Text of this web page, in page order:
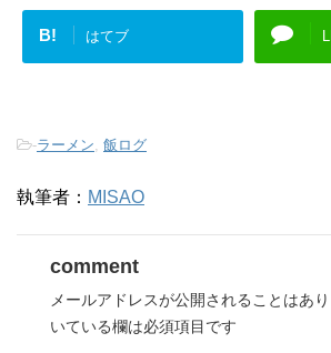
B! はてブ
-ラーメン 飯ログ
執筆者： MISAO
comment
メールアドレスが公開されることはあり
いている欄は必須項目です